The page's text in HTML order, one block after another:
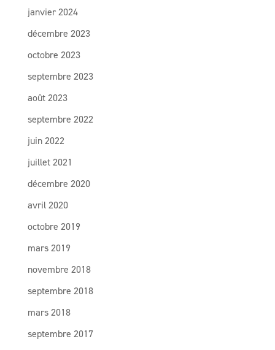
janvier 2024
décembre 2023
octobre 2023
septembre 2023
août 2023
septembre 2022
juin 2022
juillet 2021
décembre 2020
avril 2020
octobre 2019
mars 2019
novembre 2018
septembre 2018
mars 2018
septembre 2017